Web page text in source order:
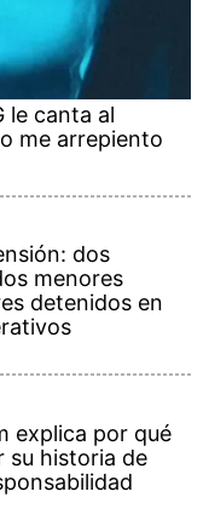
le canta al
me arrepiento
dos
menores
detenidos en
explica por qué
su historia de